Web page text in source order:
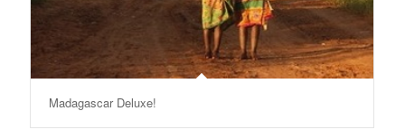
Madagascar Deluxe!